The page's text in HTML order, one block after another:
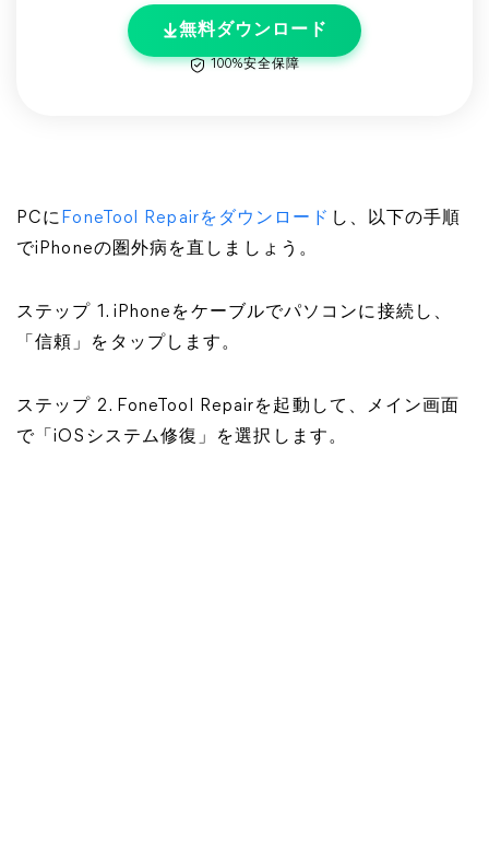
無料ダウンロード
100%安全保障
PCに FoneTool Repairをダウンロード し、以下の手順
でiPhoneの圏外病を直しましょう。
ステップ 1. iPhoneをケーブルでパソコンに接続し、
「信頼」をタップします。
ステップ 2. FoneTool Repairを起動して、メイン画面
で「iOSシステム修復」を選択します。